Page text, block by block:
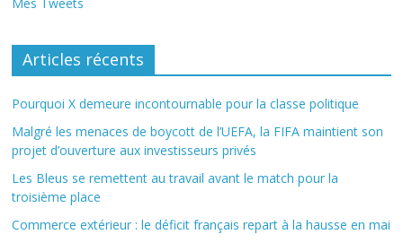
Articles récents
Pourquoi X demeure incontournable pour la classe politique
Malgré les menaces de boycott de l’UEFA, la FIFA maintient son
projet d’ouverture aux investisseurs privés
Les Bleus se remettent au travail avant le match pour la
troisième place
Commerce extérieur : le déficit français repart à la hausse en mai